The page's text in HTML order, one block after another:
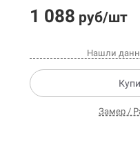
1 088 руб/шт
Нашли
Замер /